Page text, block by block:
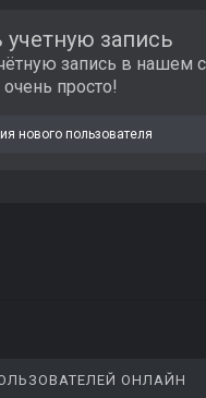
учетную запись
запись в нашем
очень просто!
нового пользователя
ОНЛАЙН